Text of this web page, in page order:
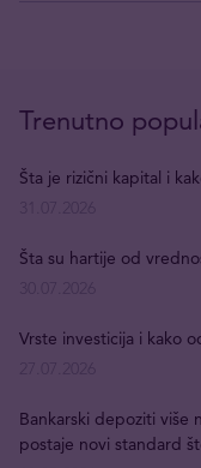
Trenutno
Šta je rizični kapital i
Šta su hartije od
Vrste investicija i kako
Bankarski depoziti više
postaje novi standard